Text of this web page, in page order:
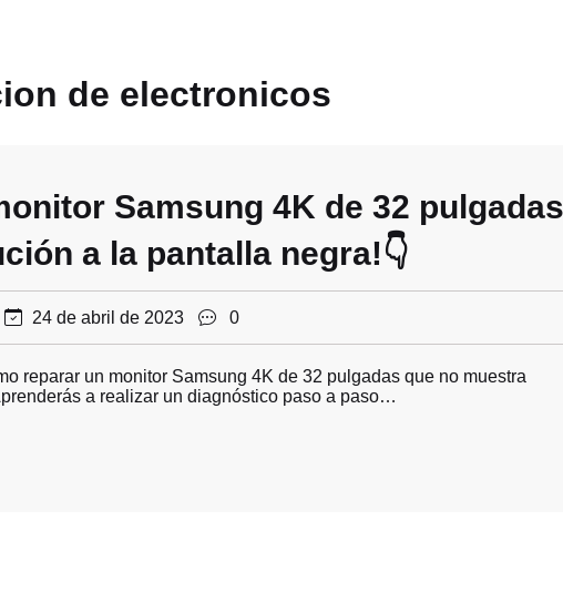
de electronicos
Samsung 4K de 32 pulgadas
a la pantalla negra!👇
24 de abril de 2023 0
reparar un monitor Samsung 4K de 32 pulgadas que no muestra
a realizar un diagnóstico paso a paso…